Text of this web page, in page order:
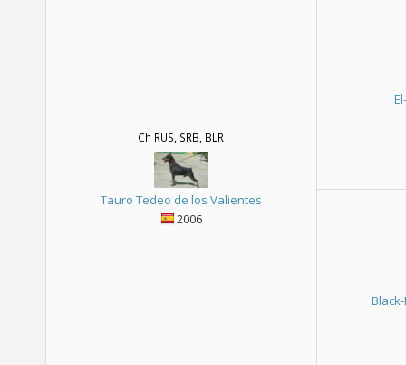
Ch RUS, SRB, BLR
Tauro Tedeo de los Valientes
2006